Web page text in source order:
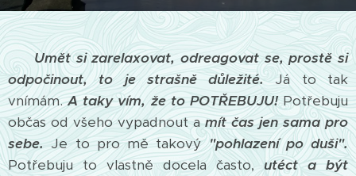
Umět si zarelaxovat, odreagovat se, prostě si
odpočinout, to je strašně důležité.Já to tak
vnímám.A taky vím, že to POTŘEBUJU!Potřebuju
občas od všeho vypadnout amít čas jen sama pro
sebe.Je to pro mě takový"pohlazení po duši".
Potřebuju to vlastně docela často,utéct a být